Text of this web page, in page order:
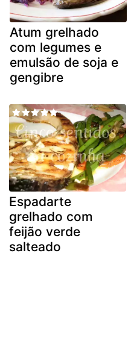
Atum grelhado
com legumes e
emulsão de soja e
gengibre
Espadarte
grelhado com
feijão verde
salteado